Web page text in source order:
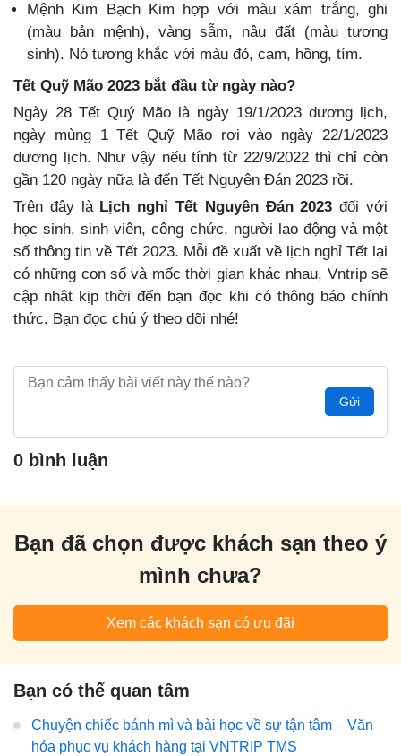
Mệnh Kim Bạch Kim hợp với màu xám trắng, ghi
(màu bản mệnh), vàng sẫm, nâu đất (màu tương
sinh). Nó tương khắc với màu đỏ, cam, hồng, tím.
Tết Quỹ Mão 2023 bắt đầu từ ngày nào?
Ngày 28 Tết Quý Mão là ngày 19/1/2023 dương lịch,
ngày mùng 1 Tết Quỹ Mão rơi vào ngày 22/1/2023
dương lịch. Như vậy nếu tính từ 22/9/2022 thì chỉ còn
gần 120 ngày nữa là đến Tết Nguyên Đán 2023 rồi.
Trên đây là Lịch nghỉ Tết Nguyên Đán 2023 đối với
học sinh, sinh viên, công chức, người lao động và một
số thông tin về Tết 2023. Mỗi đề xuất về lịch nghỉ Tết lại
có những con số và mốc thời gian khác nhau, Vntrip sẽ
cập nhật kịp thời đến bạn đọc khi có thông báo chính
thức. Bạn đọc chú ý theo dõi nhé!
Gửi
0 bình luận
Bạn đã chọn được khách sạn theo ý
mình chưa?
Xem các khách sạn có ưu đãi
Bạn có thể quan tâm
Chuyện chiếc bánh mì và bài học về sự tận tâm – Văn
hóa phục vụ khách hàng tại VNTRIP TMS